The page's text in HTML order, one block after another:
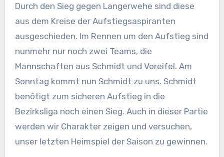
Durch den Sieg gegen Langerwehe sind diese
aus dem Kreise der Aufstiegsaspiranten
ausgeschieden. Im Rennen um den Aufstieg sind
nunmehr nur noch zwei Teams, die
Mannschaften aus Schmidt und Voreifel. Am
Sonntag kommt nun Schmidt zu uns. Schmidt
benötigt zum sicheren Aufstieg in die
Bezirksliga noch einen Sieg. Auch in dieser Partie
werden wir Charakter zeigen und versuchen,
unser letzten Heimspiel der Saison zu gewinnen.